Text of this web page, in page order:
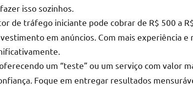
isso sozinhos.
de tráfego iniciante pode cobrar de R$ 500 a
em anúncios. Com mais experiência e
um “teste” ou um serviço com valor
Foque em entregar resultados